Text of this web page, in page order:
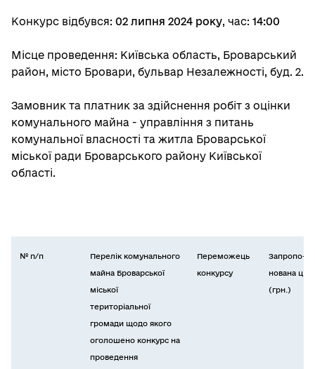
Конкурс відбувся: 02 липня 2024 року, час: 14:00
Місце проведення: Київська область, Броварський
район, місто Бровари, бульвар Незалежності, буд. 2.
Замовник та платник за здійснення робіт з оцінки
комунального майна - управління з питань
комунальної власності та житла Броварської
міської ради Броварського району Київської
області.
№ п/п Перелік комунального
майна Броварської
міської
територіальної
громади щодо якого
оголошено конкурс на
проведення
Переможець
конкурсу
Запропо-
нована ціна
(грн.)